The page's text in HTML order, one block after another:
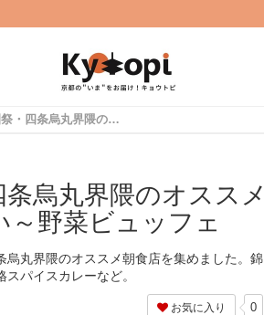
【厳選９店】京都祇園祭・四条烏丸界隈のオススメ朝食☆老舗喫茶～おばんざい～野菜ビュッフェ
条烏丸界隈のオススメ
野菜ビュッフェ
丸界隈のオススメ朝食店を集めました。錦
パイスカレーなど。
お気に入り 0